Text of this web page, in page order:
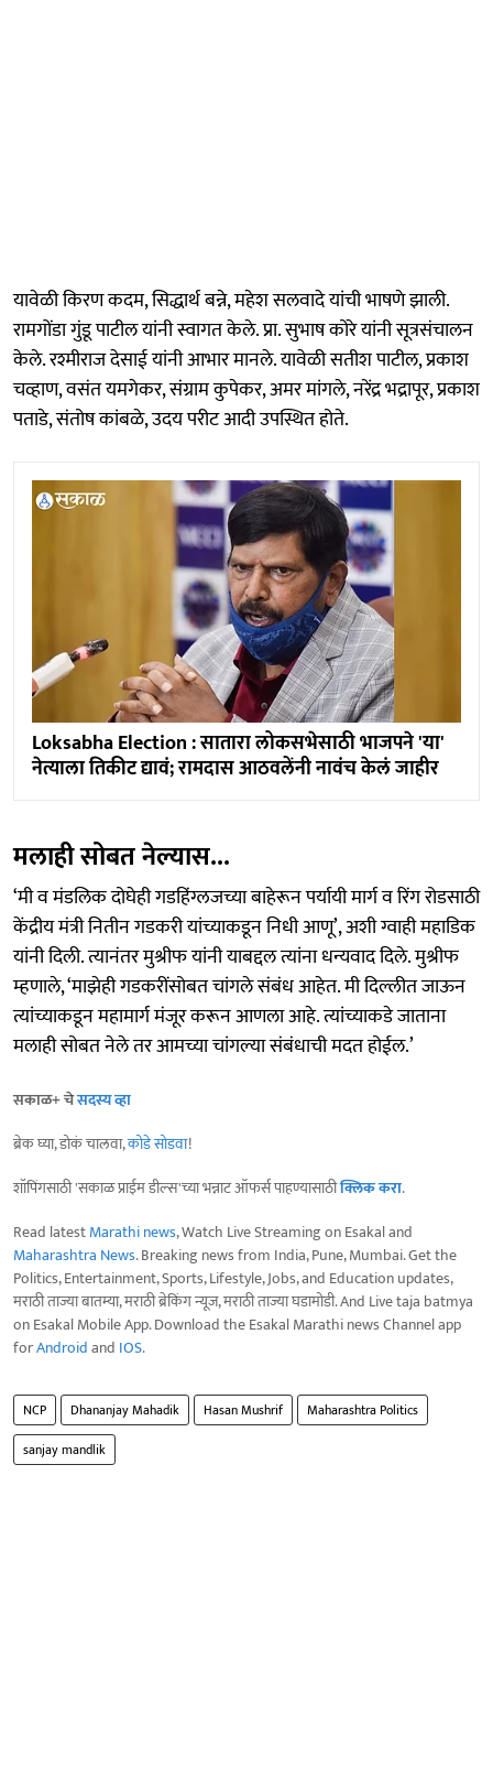
यावेळी किरण कदम, सिद्धार्थ बन्ने, महेश सलवादे यांची भाषणे झाली.
रामगोंडा गुंडू पाटील यांनी स्वागत केले. प्रा. सुभाष कोरे यांनी सूत्रसंचालन
केले. रश्मीराज देसाई यांनी आभार मानले. यावेळी सतीश पाटील, प्रकाश
चव्हाण, वसंत यमगेकर, संग्राम कुपेकर, अमर मांगले, नरेंद्र भद्रापूर, प्रकाश
पताडे, संतोष कांबळे, उदय परीट आदी उपस्थित होते.
Loksabha Election : सातारा लोकसभेसाठी भाजपने 'या'
नेत्याला तिकीट द्यावं; रामदास आठवलेंनी नावंच केलं जाहीर
मलाही सोबत नेल्यास...
‘मी व मंडलिक दोघेही गडहिंग्लजच्या बाहेरून पर्यायी मार्ग व रिंग रोडसाठी
केंद्रीय मंत्री नितीन गडकरी यांच्याकडून निधी आणू’, अशी ग्वाही महाडिक
यांनी दिली. त्यानंतर मुश्रीफ यांनी याबद्दल त्यांना धन्यवाद दिले. मुश्रीफ
म्हणाले, ‘माझेही गडकरींसोबत चांगले संबंध आहेत. मी दिल्लीत जाऊन
त्यांच्याकडून महामार्ग मंजूर करून आणला आहे. त्यांच्याकडे जाताना
मलाही सोबत नेले तर आमच्या चांगल्या संबंधाची मदत होईल.’
सकाळ+ चेसदस्य व्हा
ब्रेक घ्या, डोकं चालवा,कोडे सोडवा!
शॉपिंगसाठी 'सकाळ प्राईम डील्स'च्या भन्नाट ऑफर्स पाहण्यासाठीक्लिक करा.
Read latestMarathi news, Watch Live Streaming on Esakal and
Maharashtra News. Breaking news from India, Pune, Mumbai. Get the
Politics, Entertainment, Sports, Lifestyle, Jobs, and Education updates,
मराठी ताज्या बातम्या, मराठी ब्रेकिंग न्यूज, मराठी ताज्या घडामोडी. And Live taja batmya
on Esakal Mobile App. Download the Esakal Marathi news Channel app
forAndroidand IOS.
NCP Dhananjay Mahadik Hasan Mushrif
Maharashtra Politics
sanjay mandlik